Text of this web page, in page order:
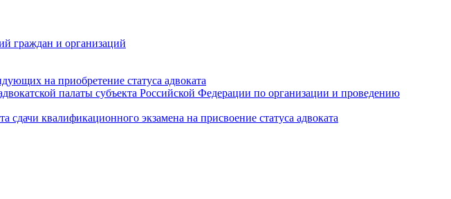
граждан и организаций
на приобретение статуса адвоката
палаты субъекта Российской Федерации по организации и проведению
квалификационного экзамена на присвоение статуса адвоката